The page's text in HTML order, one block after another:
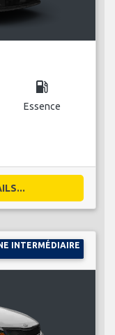
local_gas_station
Essence
INTERMÉDIAIRE